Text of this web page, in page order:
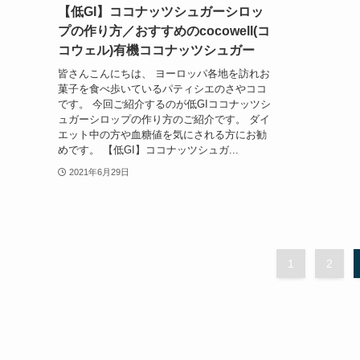
【低GI】ココナッツシュガーシロッ
プの作り方／おすすめのcocowell(コ
コウェル)有機ココナッツシュガー
皆さんこんにちは、 ヨーロッパ各地を訪れお
菓子を食べ歩いているパティシエのさやココ
です。 今回ご紹介するのが低GIココナッツシ
ュガーシロップの作り方のご紹介です。 ダイ
エット中の方や血糖値を気にされる方にお勧
めです。 【低GI】ココナッツシュガ...
2021年6月29日
1 2